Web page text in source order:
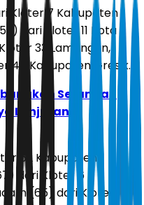
Kloter 7 Kabupaten
dari Kloter 11 Kota
33 Lamongan,
47 Kabupaten Gresik.
Serangan
Lanjutan
62 Kabupaten
dari Kloter 6
(65) dari Kloter 1